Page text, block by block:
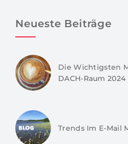
Neueste Beiträge
Die Wichtigsten
DACH-Raum 2024
Trends Im E-Mail